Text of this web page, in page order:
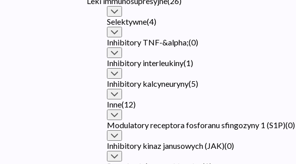
Selektywne(4)
Inhibitory TNF-&alpha;(0)
Inhibitory interleukiny(1)
Inhibitory kalcyneuryny(5)
Inne(12)
Modulatory receptora fosforanu sfingozyny 1 (S1P)(0)
Inhibitory kinaz janusowych (JAK)(0)